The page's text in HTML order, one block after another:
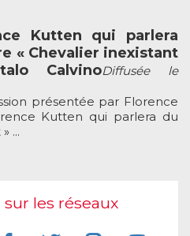
Kutten qui parlera
« Chevalier inexistant
CalvinoDiffusée le
présentée par Florence
Kutten qui parlera du
...
sur les réseaux